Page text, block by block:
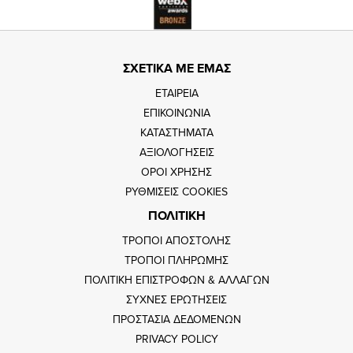
ΣΧΕΤΙΚΑ ΜΕ ΕΜΑΣ
ΕΤΑΙΡΕΙΑ
ΕΠΙΚΟΙΝΩΝΙΑ
ΚΑΤΑΣΤΗΜΑΤΑ
ΑΞΙΟΛΟΓΗΣΕΙΣ
ΟΡΟΙ ΧΡΗΣΗΣ
ΡΥΘΜΙΣΕΙΣ COOKIES
ΠΟΛΙΤΙΚΗ
ΤΡΟΠΟΙ ΑΠΟΣΤΟΛΗΣ
ΤΡΟΠΟΙ ΠΛΗΡΩΜΗΣ
ΠΟΛΙΤΙΚΗ ΕΠΙΣΤΡΟΦΩΝ & ΑΛΛΑΓΩΝ
ΣΥΧΝΕΣ ΕΡΩΤΗΣΕΙΣ
ΠΡΟΣΤΑΣΙΑ ΔΕΔΟΜΕΝΩΝ
PRIVACY POLICY